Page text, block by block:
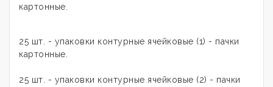
картонные.
25 шт. - упаковки контурные ячейковые (1) - пачки
картонные.
25 шт. - упаковки контурные ячейковые (2) - пачки